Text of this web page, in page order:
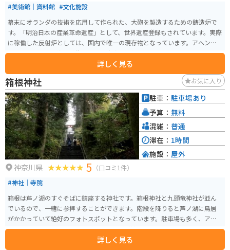
#美術館｜資料館 #文化施設
幕末にオランダの技術を応用して作られた、大砲を製造するための鋳造炉で
す。「明治日本の産業革命遺産」として、世界遺産登録もされています。実際
に稼働した反射炉としては、国内で唯一の現存物となっています。アヘン戦
争をきっかけに、海上防衛のために大砲を製作する必要に迫られ、この反射
詳しく見る
箱根神社 お気に入り
神奈川県 5 （口コミ1件）
#神社｜寺院
箱根は芦ノ湖のすぐそばに鎮座する神社です。箱根神社と九頭竜神社が並ん
でいるので、一緒に参拝することができます。階段を降りると芦ノ湖に鳥居
がかかっていて絶好のフォトスポットとなっています。駐車場も多く、アク
セスしやすいです。お餅やうどんのお店が隣接しており、とても美味しいの
詳しく見る
駐車： 駐車場あり
予算： 無料
混雑： 普通
滞在： 1時間
施設： 屋外